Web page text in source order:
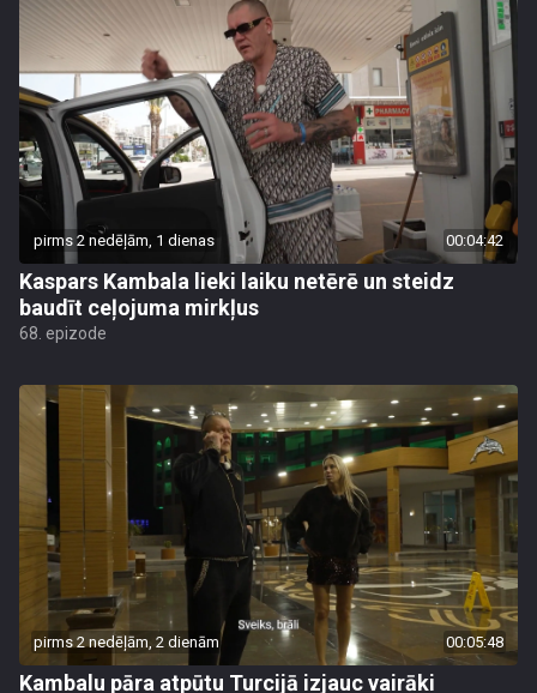
pirms 2 nedēļām, 1 dienas 00:04:42
Kaspars Kambala lieki laiku netērē un steidz
baudīt ceļojuma mirkļus
68. epizode
pirms 2 nedēļām, 2 dienām 00:05:48
Kambalu pāra atpūtu Turcijā izjauc vairāki